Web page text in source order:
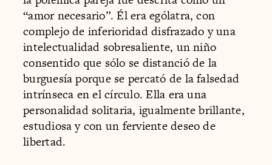
“amor necesario”. Él era ególatra, con
complejo de inferioridad disfrazado y una
intelectualidad sobresaliente, un niño
consentido que sólo se distanció de la
burguesía porque se percató de la falsedad
intrínseca en el círculo. Ella era una
personalidad solitaria, igualmente brillante,
estudiosa y con un ferviente deseo de
libertad.